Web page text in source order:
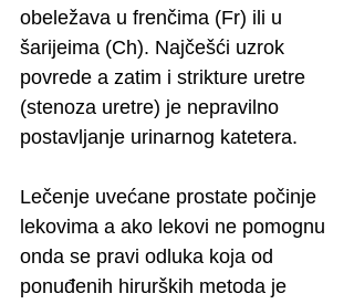
obeležava u frenčima (Fr) ili u
šarijeima (Ch). Najčešći uzrok
povrede a zatim i strikture uretre
(stenoza uretre) je nepravilno
postavljanje urinarnog katetera.
Lečenje uvećane prostate počinje
lekovima a ako lekovi ne pomognu
onda se pravi odluka koja od
ponuđenih hirurških metoda je